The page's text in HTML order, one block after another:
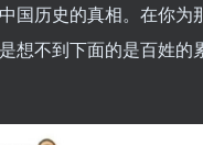
国历史的真相。在你为
想不到下面的是百姓的